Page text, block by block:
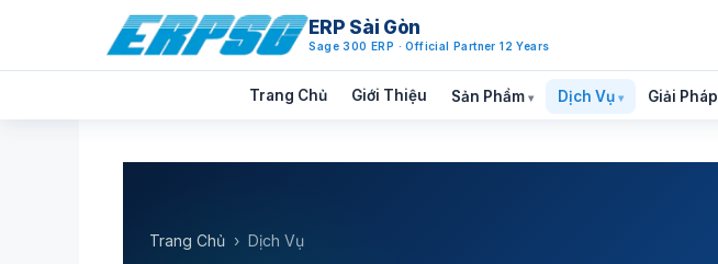
ERP Sài Gòn
Sage 300 ERP · Official Partner 12 Years
Trang Chủ Giới Thiệu Sản Phẩm Dịch Vụ Giải Pháp
Trang Chủ › Dịch Vụ